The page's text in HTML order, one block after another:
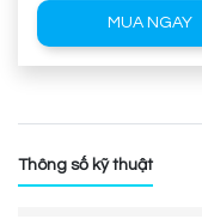
MUA NGAY
Thông số kỹ thuật